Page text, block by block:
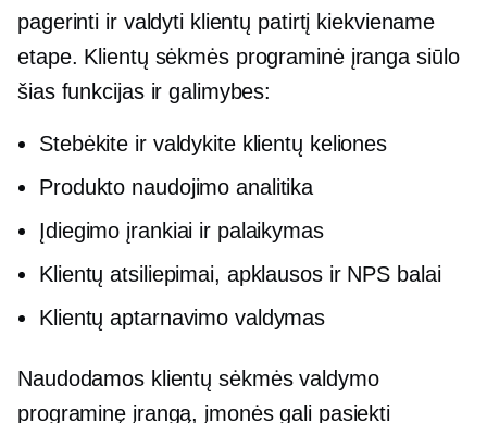
pagerinti ir valdyti klientų patirtį kiekviename
etape. Klientų sėkmės programinė įranga siūlo
šias funkcijas ir galimybes:
Stebėkite ir valdykite klientų keliones
Produkto naudojimo analitika
Įdiegimo įrankiai ir palaikymas
Klientų atsiliepimai, apklausos ir NPS balai
Klientų aptarnavimo valdymas
Naudodamos klientų sėkmės valdymo
programinę įrangą, įmonės gali pasiekti